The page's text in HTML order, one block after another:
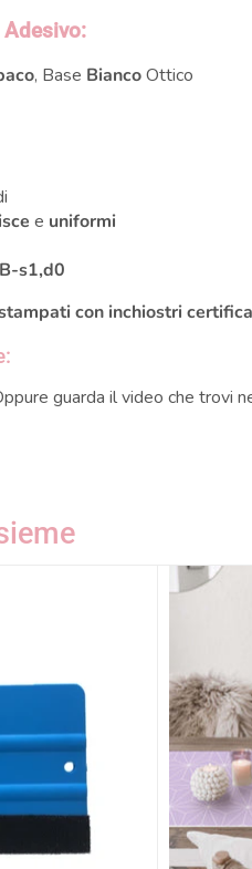
, Base BiancoOttico
e uniformi
B-s1,d0
con inchiostri
guarda ilvideo che trovi